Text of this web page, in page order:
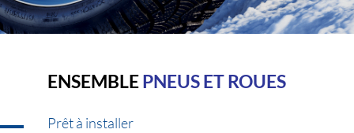
ENSEMBLEPNEUS ET ROUES
Prêt à installer